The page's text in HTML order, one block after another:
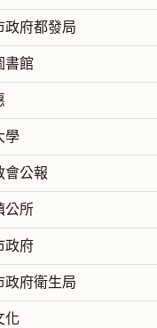
政府都發局
書館
學
會公報
公所
政府
政府衛生局
化